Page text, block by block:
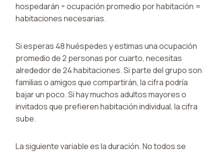
hospedarán ÷ ocupación promedio por habitación =
habitaciones necesarias.
Si esperas 48 huéspedes y estimas una ocupación
promedio de 2 personas por cuarto, necesitas
alrededor de 24 habitaciones. Si parte del grupo son
familias o amigos que compartirán, la cifra podría
bajar un poco. Si hay muchos adultos mayores o
invitados que prefieren habitación individual, la cifra
sube.
La siguiente variable es la duración. No todos se